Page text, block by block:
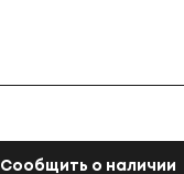
Сообщить о наличии